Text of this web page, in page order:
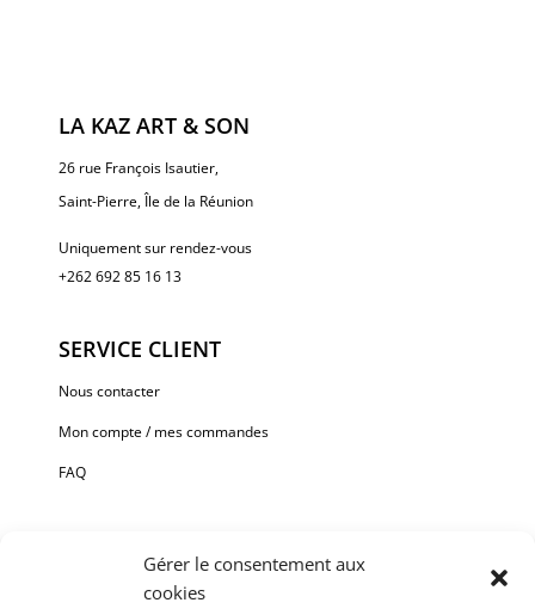
Gérer le consentement aux
cookies
LA KAZ ART & SON
26 rue François Isautier,
Saint-Pierre, Île de la Réunion
Uniquement sur rendez-vous
+262 692 85 16 13
SERVICE CLIENT
Nous contacter
Mon compte / mes commandes
FAQ